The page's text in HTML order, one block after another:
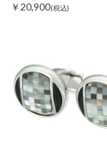
￥20,900(税込)